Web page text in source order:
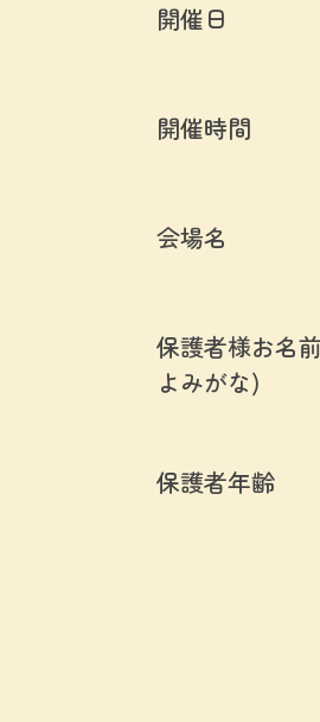
開催日
開催時間
会場名
保護者様お名
よみがな)
保護者年齢